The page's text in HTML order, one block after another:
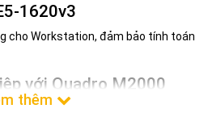
1620v3
cho Workstation, đảm bảo tính toán
với Quadro M2000
tối ưu cho các phần mềm CAD,